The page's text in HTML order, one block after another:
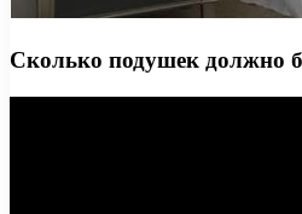
Сколько подушек должно